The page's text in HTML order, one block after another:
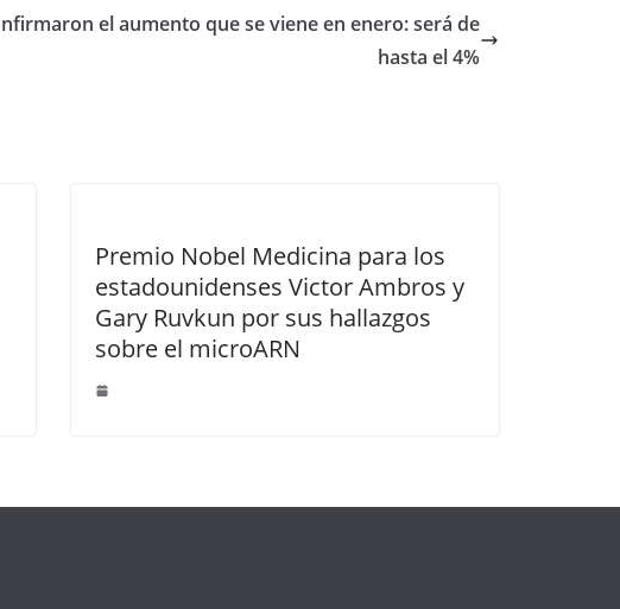
el aumento que se viene en enero: será de
hasta el 4%
Premio Nobel Medicina para los
estadounidenses Victor Ambros y
Gary Ruvkun por sus hallazgos
sobre el microARN